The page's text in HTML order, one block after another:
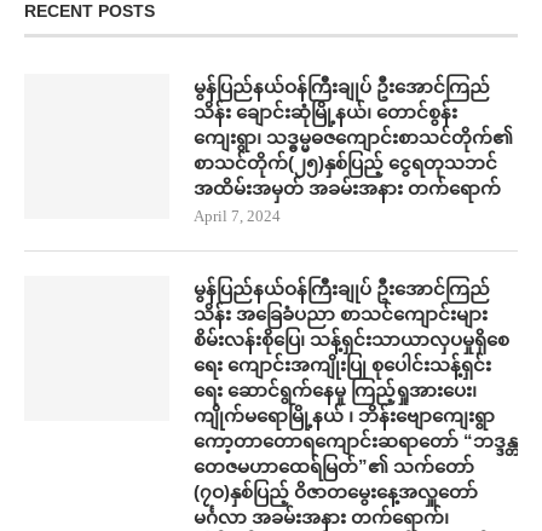
RECENT POSTS
မွန်ပြည်နယ်ဝန်ကြီးချုပ် ဦးအောင်ကြည်
သိန်း ချောင်းဆုံမြို့နယ်၊ တောင်စွန်း
ကျေးရွာ၊ သဒ္ဓမ္မဓဇကျောင်းစာသင်တိုက်၏
စာသင်တိုက်(၂၅)နှစ်ပြည့် ငွေရတုသဘင်
အထိမ်းအမှတ် အခမ်းအနား တက်​ရောက်
April 7, 2024
မွန်ပြည်နယ်ဝန်ကြီးချုပ် ဦးအောင်ကြည်
သိန်း အ​ခြေခံပညာ စာသင်​ကျောင်းများ
စိမ်းလန်းစို​​ပြေ​၊ သန့်ရှင်းသာယာလှ​ပ​မှုရှိ​စေ
ရေး ကျောင်းအကျိုးပြု စု​ပေါင်းသန့်ရှင်း​
ရေး ​ဆောင်ရွက်နေမှု ကြည့်ရှုအား​ပေး၊
ကျိုက်မရောမြို့နယ် ၊ ဘိန်းဗျောကျေးရွာ
ကော့တာတောရကျောင်းဆရာတော် “ဘဒ္ဒန္တ
တေဇမဟာထေရ်မြတ်”၏ သက်တော်
(၇ဝ)နှစ်ပြည့် ဝိဇာတမွေးနေ့အလှူတော်
မင်္ဂလာ အခမ်းအနား တက်​ရောက်၊